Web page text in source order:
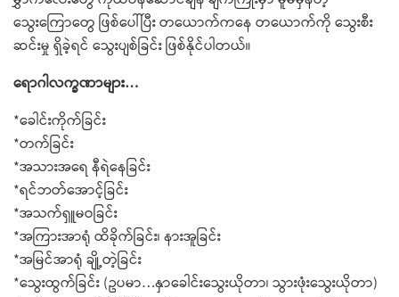
သွေးကြောတွေ ဖြစ်ပေါ်ပြီး တယောက်ကနေ တယောက်ကို သွေးစီး
ဆင်းမှု ရှိခဲ့ရင် သွေးပျစ်ခြင်း ဖြစ်နိုင်ပါတယ်။
ရောဂါလက္ခဏာများ…
*ခေါင်းကိုက်ခြင်း
*တက်ခြင်း
*အသားအရေ နီရဲနေခြင်း
*ရင်ဘတ်အောင့်ခြင်း
*အသက်ရှူမဝခြင်း
*အကြားအာရုံ ထိခိုက်ခြင်း၊ နားအူခြင်း
*အမြင်အာရုံ ချို့တဲ့ခြင်း
*သွေးထွက်ခြင်း (ဥပမာ…နှာခေါင်းသွေးယိုတာ၊ သွားဖုံးသွေးယိုတာ)